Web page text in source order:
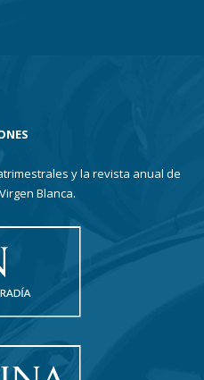
y la revista anual de
Blanca.